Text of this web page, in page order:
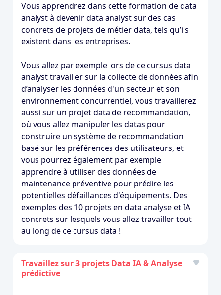
Vous apprendrez dans cette formation de data
analyst à devenir data analyst sur des cas
concrets de projets de métier data, tels qu’ils
existent dans les entreprises.
Vous allez par exemple lors de ce cursus data
analyst travailler sur la collecte de données afin
d’analyser les données d'un secteur et son
environnement concurrentiel, vous travaillerez
aussi sur un projet data de recommandation,
où vous allez manipuler les datas pour
construire un système de recommandation
basé sur les préférences des utilisateurs, et
vous pourrez également par exemple
apprendre à utiliser des données de
maintenance préventive pour prédire les
potentielles défaillances d'équipements. Des
exemples des 10 projets en data analyse et IA
concrets sur lesquels vous allez travailler tout
au long de ce cursus data !
Travaillez sur 3 projets Data IA & Analyse
prédictive